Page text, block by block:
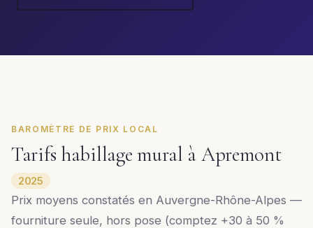
BAROMÈTRE DE PRIX LOCAL
Tarifs habillage mural à Apremont
2025
Prix moyens constatés en Auvergne-Rhône-Alpes —
fourniture seule, hors pose (comptez +30 à 50 %